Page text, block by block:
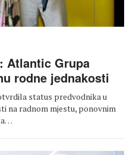
Atlantic Grupa
rodne jednakosti
status predvodnika u
na radnom mjestu, ponovnim